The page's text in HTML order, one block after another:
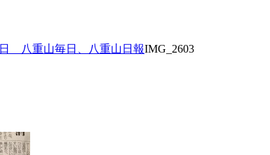
日 八重山毎日、八重山日報IMG_2603